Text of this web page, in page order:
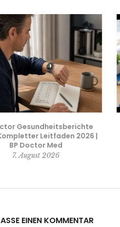
Gesundheitsberichte
Leitfaden 2026 |
BP Doctor Med
7. August 2026
EINEN KOMMENTAR